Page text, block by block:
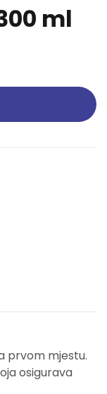
ml
prvom mjestu.
osigurava